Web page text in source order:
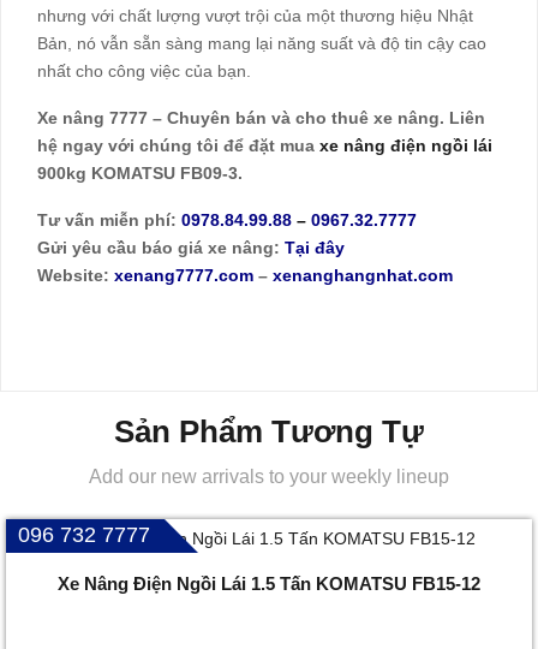
nhưng với chất lượng vượt trội của một thương hiệu Nhật
Bản, nó vẫn sẵn sàng mang lại năng suất và độ tin cậy cao
nhất cho công việc của bạn.
Xe nâng 7777 – Chuyên bán và cho thuê xe nâng. Liên
hệ ngay với chúng tôi để đặt mua xe nâng điện ngồi lái
900kg KOMATSU FB09-3.
Tư vấn miễn phí: 0978.84.99.88 – 0967.32.7777
Gửi yêu cầu báo giá xe nâng: Tại đây
Website: xenang7777.com – xenanghangnhat.com
Sản Phẩm Tương Tự
Add our new arrivals to your weekly lineup
096 732 7777
Xe Nâng Điện Ngồi Lái 1.5 Tấn KOMATSU FB15-12